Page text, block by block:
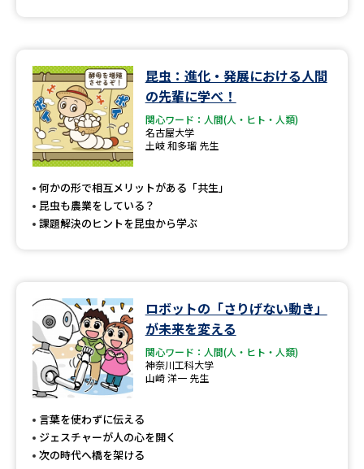
昆虫：進化・発展における人間
の先輩に学べ！
関心ワード：人間(人・ヒト・人類)
名古屋大学
土岐 和多瑠 先生
何かの形で相互メリットがある「共生」
昆虫も農業をしている？
課題解決のヒントを昆虫から学ぶ
ロボットの「さりげない動き」
が未来を変える
関心ワード：人間(人・ヒト・人類)
神奈川工科大学
山崎 洋一 先生
言葉を使わずに伝える
ジェスチャーが人の心を開く
次の時代へ橋を架ける